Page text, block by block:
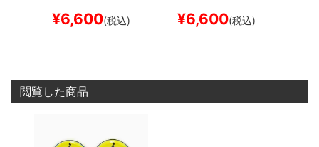
¥6,600(税込) ¥6,600(税込)
閲覧した商品